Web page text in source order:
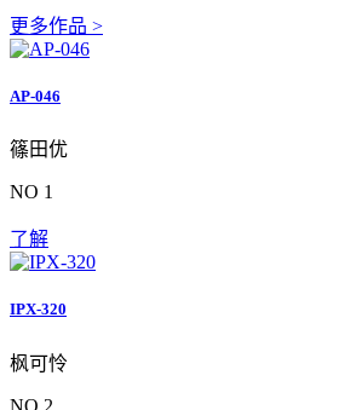
更多作品 >
AP-046
篠田优
NO 1
了解
IPX-320
枫可怜
NO 2